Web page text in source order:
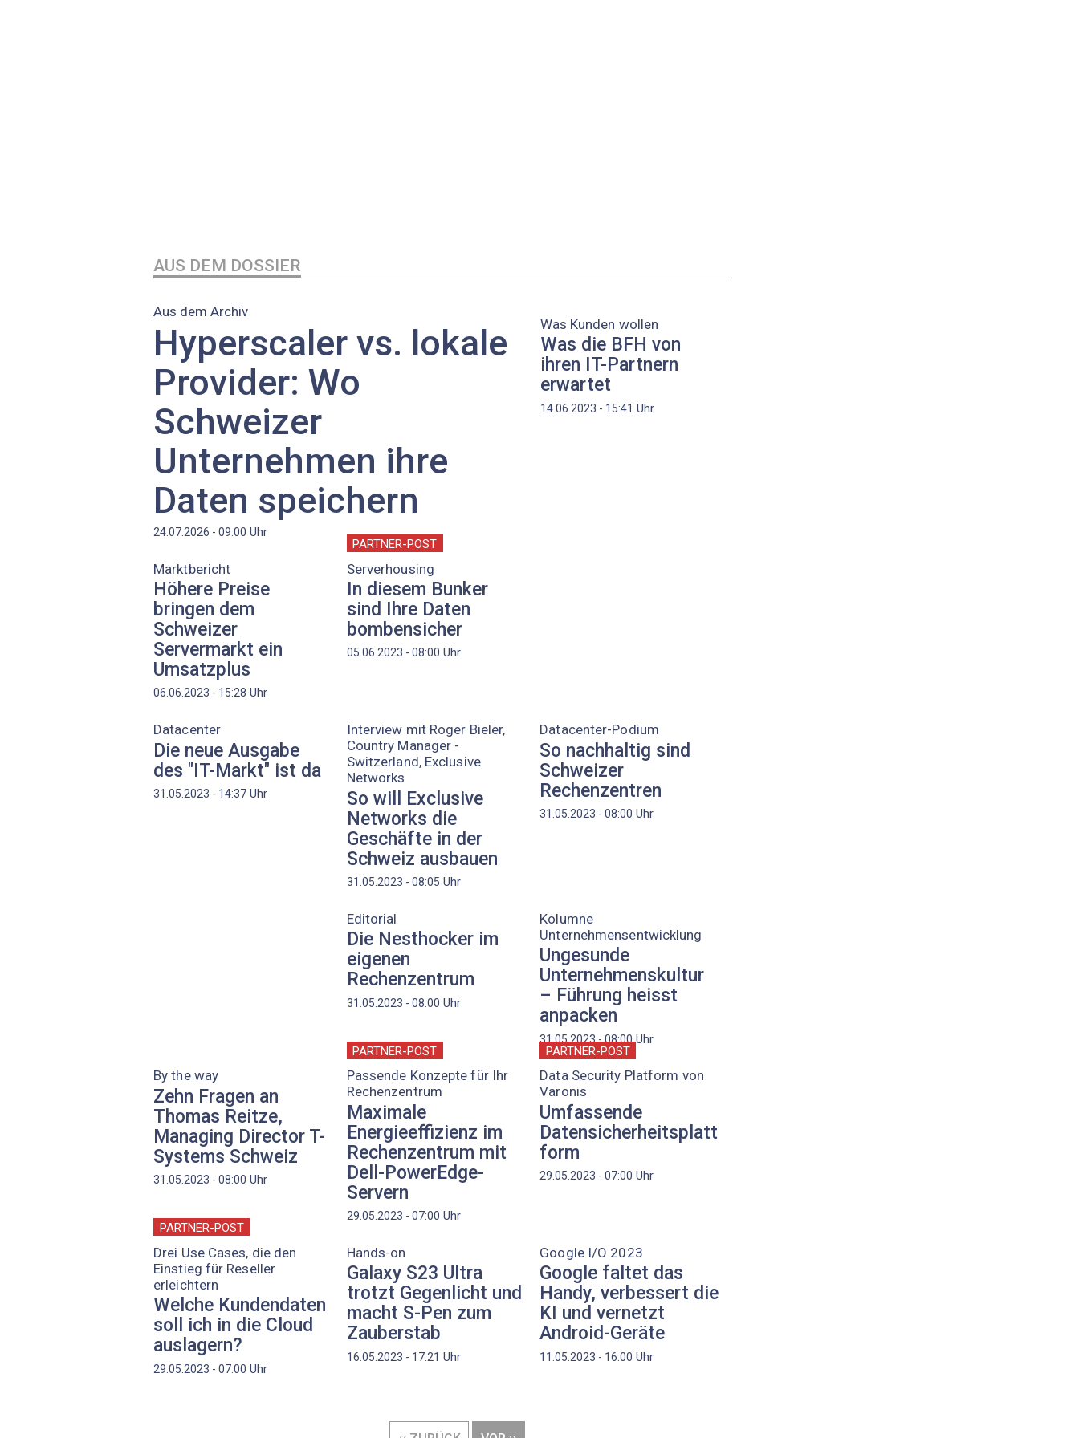
AUS DEM DOSSIER
Aus dem Archiv
Hyperscaler vs. lokale
Provider: Wo
Schweizer
Unternehmen ihre
Daten speichern
24.07.2026 - 09:00 Uhr
Was Kunden wollen
Was die BFH von
ihren IT-Partnern
erwartet
14.06.2023 - 15:41 Uhr
Marktbericht
Höhere Preise
bringen dem
Schweizer
Servermarkt ein
Umsatzplus
06.06.2023 - 15:28 Uhr
PARTNER-POST
Serverhousing
In diesem Bunker
sind Ihre Daten
bombensicher
05.06.2023 - 08:00 Uhr
Datacenter
Die neue Ausgabe
des "IT-Markt" ist da
31.05.2023 - 14:37 Uhr
Interview mit Roger Bieler,
Country Manager ­
Switzerland, Exclusive
Networks
So will Exclusive
Networks die
Geschäfte in der
Schweiz ausbauen
31.05.2023 - 08:05 Uhr
Datacenter-Podium
So nachhaltig sind
Schweizer
Rechenzentren
31.05.2023 - 08:00 Uhr
Editorial
Die Nesthocker im
eigenen
Rechenzentrum
31.05.2023 - 08:00 Uhr
Kolumne
Unternehmensentwicklung
Ungesunde
Unternehmenskultur
– ­Führung heisst
anpacken
31.05.2023 - 08:00Uhr
By the way
Zehn Fragen an
Thomas Reitze,
Managing Director ­T-
Systems Schweiz
31.05.2023 - 08:00 Uhr
PARTNER-POST
Passende Konzepte für Ihr
Rechenzentrum
Maximale
Energieeffizienz im
Rechenzentrum mit
Dell-PowerEdge-
Servern
29.05.2023 - 07:00 Uhr
PARTNER-POST
Data Security Platform von
Varonis
Umfassende
Datensicherheitsplatt
form
29.05.2023 - 07:00 Uhr
PARTNER-POST
Drei Use Cases, die den
Einstieg für Reseller
erleichtern
Welche Kundendaten
soll ich in die Cloud
auslagern?
29.05.2023 - 07:00 Uhr
Hands-on
Galaxy S23 Ultra
trotzt Gegenlicht und
macht S-Pen zum
Zauberstab
16.05.2023 - 17:21 Uhr
Google I/O 2023
Google faltet das
Handy, verbessert die
KI und vernetzt
Android-Geräte
11.05.2023 - 16:00 Uhr